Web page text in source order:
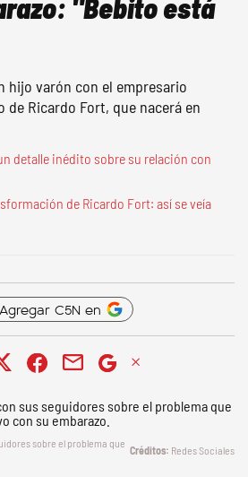
"Bebito está
hijo varón con el empresario
de Ricardo Fort, que nacerá en
detalle inédito sobre su relación con
de Ricardo Fort: así se veía
Agregar C5N en
sobre el problema que
Redes Sociales